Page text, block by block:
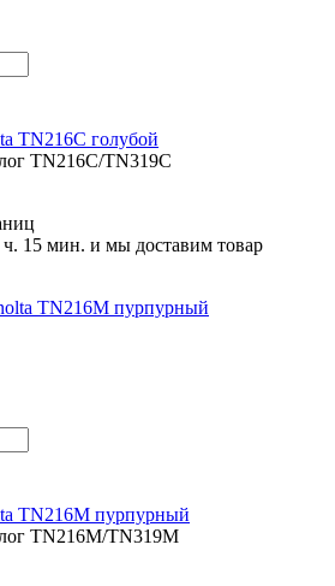
TN216C голубой
TN216C/TN319C
ч. 15 мин. и мы доставим товар
TN216M пурпурный
TN216M/TN319M